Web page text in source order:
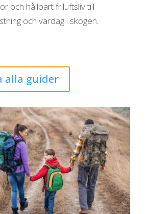
och hållbart friluftsliv till
och vardag i skogen.
alla guider